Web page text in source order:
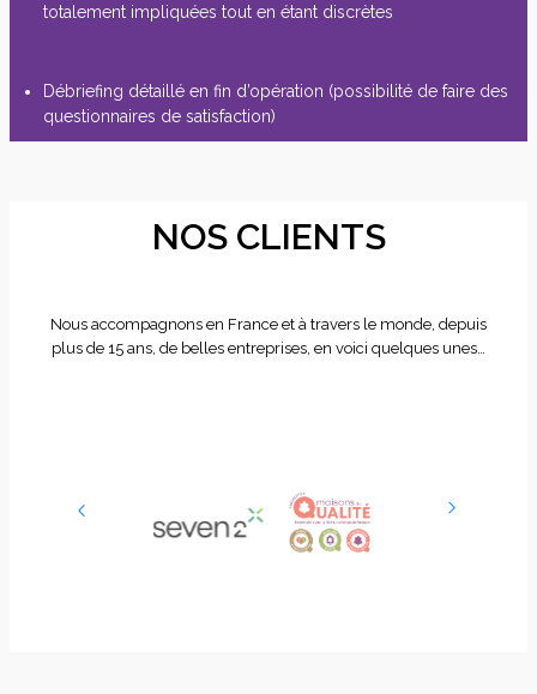
totalement impliquées tout en étant discrètes
Débriefing détaillé en fin d’opération (possibilité de faire des
questionnaires de satisfaction)
NOS CLIENTS
Nous accompagnons en France et à travers le monde, depuis
plus de 15 ans, de belles entreprises, en voici quelques unes…